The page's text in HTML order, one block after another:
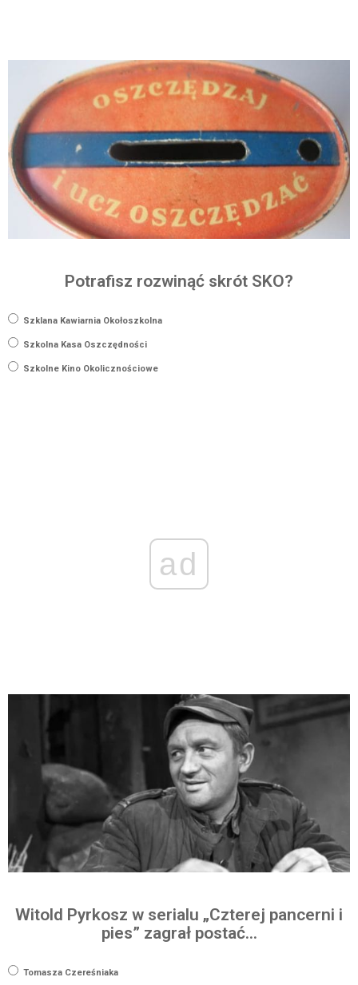
Potrafisz rozwinąć skrót SKO?
Szklana Kawiarnia Okołoszkolna
Szkolna Kasa Oszczędności
Szkolne Kino Okolicznościowe
ad
Witold Pyrkosz w serialu „Czterej pancerni i
pies” zagrał postać…
Tomasza Czereśniaka